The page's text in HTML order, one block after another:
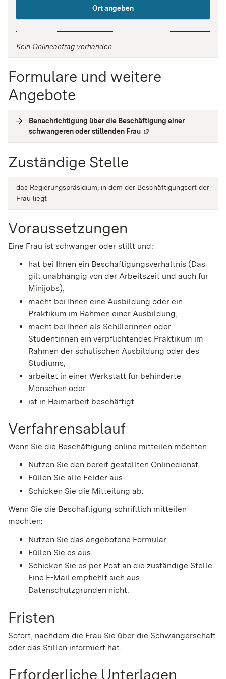
Ort angeben
Kein Onlineantrag vorhanden
Formulare und weitere
Angebote
Benachrichtigung über die Beschäftigung einer
schwangeren oder stillenden Frau Externe Verlinkung
Zuständige Stelle
das Regierungspräsidium, in dem der Beschäftigungsort der
Frau liegt
Voraussetzungen
Eine Frau ist schwanger oder stillt und:
hat bei Ihnen ein Beschäftigungsverhältnis (Das
gilt unabhängig von der Arbeitszeit und auch für
Minijobs),
macht bei Ihnen eine Ausbildung oder ein
Praktikum im Rahmen einer Ausbildung,
macht bei Ihnen als Schülerinnen oder
Studentinnen ein verpflichtendes Praktikum im
Rahmen der schulischen Ausbildung oder des
Studiums,
arbeitet in einer Werkstatt für behinderte
Menschen oder
ist in Heimarbeit beschäftigt.
Verfahrensablauf
Wenn Sie die Beschäftigung online mitteilen möchten:
Nutzen Sie den bereit gestellten Onlinedienst.
Füllen Sie alle Felder aus.
Schicken Sie die Mitteilung ab.
Wenn Sie die Beschäftigung schriftlich mitteilen
möchten:
Nutzen Sie das angebotene Formular.
Füllen Sie es aus.
Schicken Sie es per Post an die zuständige Stelle.
Eine E-Mail empfiehlt sich aus
Datenschutzgründen nicht.
Fristen
Sofort, nachdem die Frau Sie über die Schwangerschaft
oder das Stillen informiert hat.
Erforderliche Unterlagen